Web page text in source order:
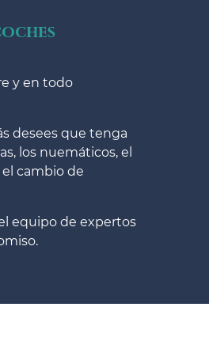
y en todo
desees que tenga
los nuemáticos, el
cambio de
equipo de expertos